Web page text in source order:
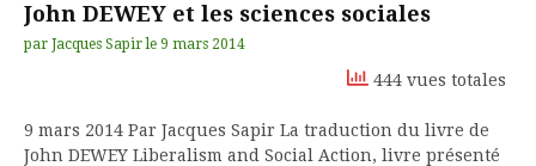
John DEWEY et les sciences sociales
par Jacques Sapir le 9 mars 2014
444 vues totales
9 mars 2014 Par Jacques Sapir La traduction du livre de
John DEWEY Liberalism and Social Action, livre présenté